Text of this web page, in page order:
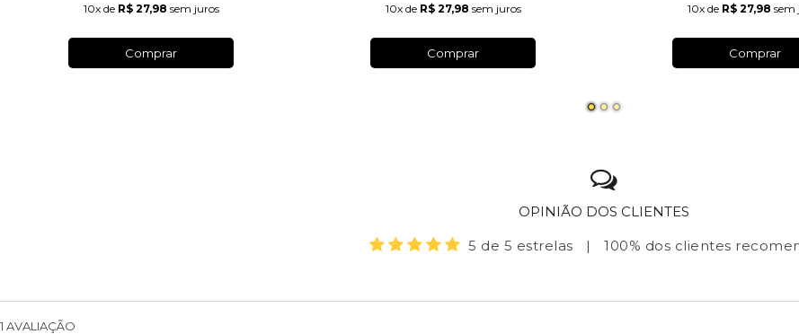
10xde R$ 27,98 sem juros
Comprar
10xde R$ 27,98 sem juros
Comprar
10xde R$ 27,98 sem
Comprar
OPINIÃO DOS CLIENTES
5 de 5 estrelas
| 100% dos clientes
1 AVALIAÇÃO